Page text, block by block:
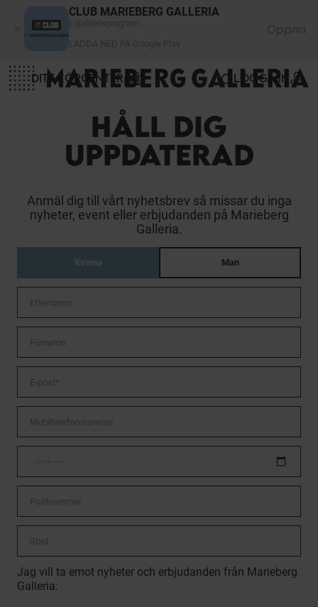
CLUB MARIEBERG GALLERIA
Öppna
DITT KÖPCENTER LOGGA IN
HÅLL DIG
UPPDATERAD
Anmäl dig till vårt nyhetsbrev så missar du inga
nyheter, event eller erbjudanden på Marieberg
Galleria.
Kvinna Man
Jag vill ta emot nyheter och erbjudanden från Marieberg
Galleria:
Cookie- hanteringspanel